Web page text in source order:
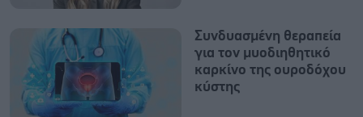
Συνδυασμένη θεραπεία
για τον μυοδιηθητικό
καρκίνο της ουροδόχου
κύστης